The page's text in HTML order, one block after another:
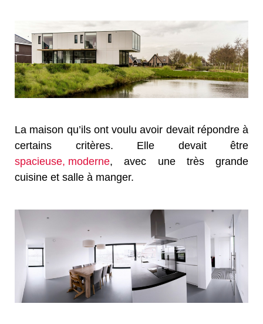
La maison qu’ils ont voulu avoir devait répondre à
certains critères. Elle devait être
spacieuse, moderne, avec une très grande
cuisine et salle à manger.